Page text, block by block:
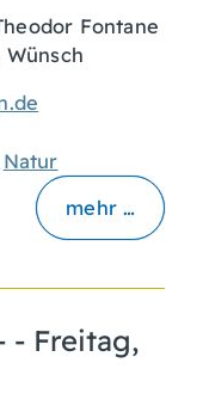
Fontane
Natur
mehr …
- Freitag,